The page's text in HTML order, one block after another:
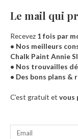
Accueil
Le mail qui
Recevez 1 fois par
• Nos meilleurs
Chalk Paint Annie
• Nos trouvailles
• Des bons plans &
C’est gratuit et vous